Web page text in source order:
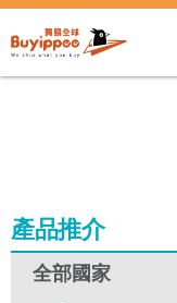
產品推介
全部國家